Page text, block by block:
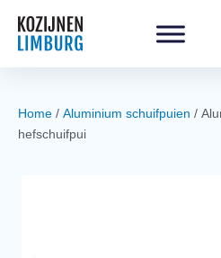
Home / Aluminium schuifpuien /
hefschuifpui